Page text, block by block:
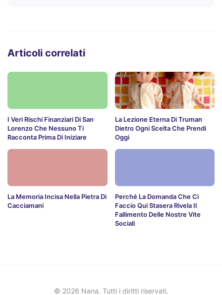
Articoli correlati
I Veri Rischi Finanziari Di San
Lorenzo Che Nessuno Ti
Racconta Prima Di Iniziare
La Lezione Eterna Di Truman
Dietro Ogni Scelta Che Prendi
Oggi
La Memoria Incisa Nella Pietra Di
Cacciamani
Perché La Domanda Che Ci
Faccio Qui Stasera Rivela Il
Fallimento Delle Nostre Vite
Sociali
© 2026 Nana. Tutti i diritti riservati.